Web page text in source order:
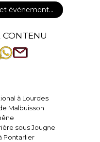
événement…
CONTENU
à Lourdes
Malbuisson
sous Jougne
Pontarlier